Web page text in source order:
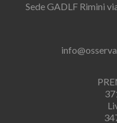
Sede GADLF Rimini